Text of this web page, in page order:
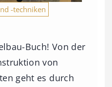
-techniken
Buch! Von der
von
geht es durch